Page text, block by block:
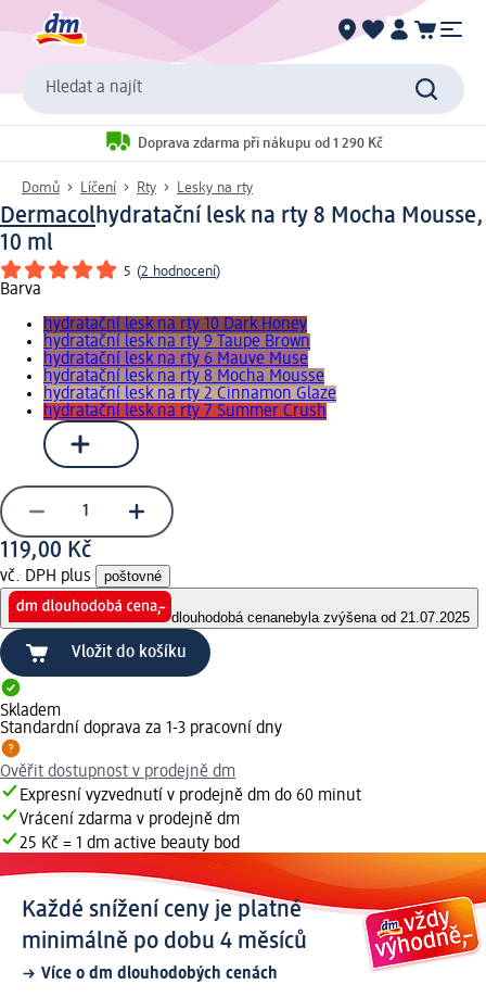
Hledat a najít
Doprava zdarma při nákupu od 1 290 Kč
Domů Líčení Rty Lesky na rty
Dermacolhydratační lesk na rty 8 Mocha Mousse,
10 ml
5 (2 hodnocení)
Barva
hydratační lesk na rty 10 Dark Honey
hydratační lesk na rty 9 Taupe Brown
hydratační lesk na rty 6 Mauve Muse
hydratační lesk na rty 8 Mocha Mousse
hydratační lesk na rty 2 Cinnamon Glaze
hydratační lesk na rty 7 Summer Crush
119,00 Kč
vč. DPH plus poštovné
dlouhodobá cenanebyla zvýšena od 21.07.2025
Vložit do košíku
Skladem
Standardní doprava za 1-3 pracovní dny
Ověřit dostupnost v prodejně dm
Expresní vyzvednutí v prodejně dm do 60 minut
Vrácení zdarma v prodejně dm
25 Kč = 1 dm active beauty bod
Každé snížení ceny je platné
minimálně po dobu 4 měsíců
Více o dm dlouhodobých cenách